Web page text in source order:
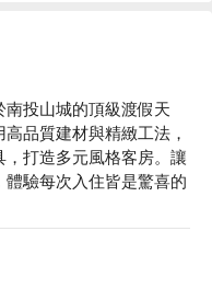
投山城的頂級渡假天
品質建材與精緻工法，
打造多元風格客房。讓
驗每次入住皆是驚喜的
服務及免費停車場，讓